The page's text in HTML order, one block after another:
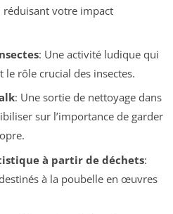
réduisant votre impact
: Une activité ludique qui
rôle crucial des insectes.
: Une sortie de nettoyage dans
sur l’importance de garder
à partir de déchets:
à la poubelle en œuvres